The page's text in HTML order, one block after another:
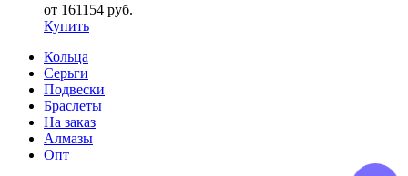
от 161154 руб.
Купить
Кольца
Серьги
Подвески
Браслеты
На заказ
Алмазы
Опт